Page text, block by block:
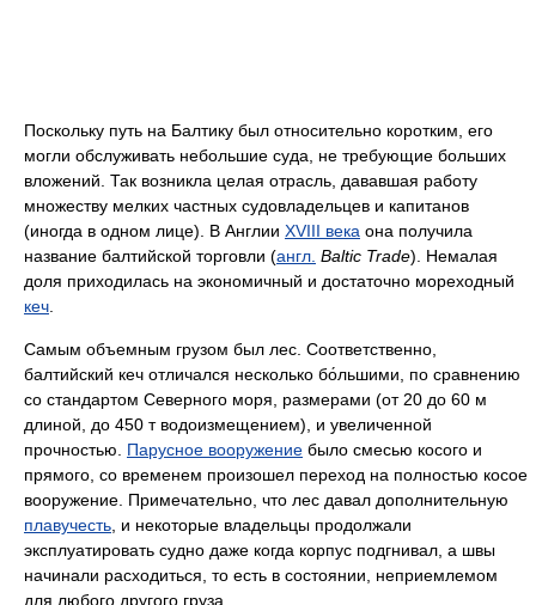
Поскольку путь на Балтику был относительно коротким, его
могли обслуживать небольшие суда, не требующие больших
вложений. Так возникла целая отрасль, дававшая работу
множеству мелких частных судовладельцев и капитанов
(иногда в одном лице). В Англии XVIII века она получила
название балтийской торговли (англ. Baltic Trade). Немалая
доля приходилась на экономичный и достаточно мореходный
кеч.
Самым объемным грузом был лес. Соответственно,
балтийский кеч отличался несколько бо́льшими, по сравнению
со стандартом Северного моря, размерами (от 20 до 60 м
длиной, до 450 т водоизмещением), и увеличенной
прочностью. Парусное вооружение было смесью косого и
прямого, со временем произошел переход на полностью косое
вооружение. Примечательно, что лес давал дополнительную
плавучесть, и некоторые владельцы продолжали
эксплуатировать судно даже когда корпус подгнивал, а швы
начинали расходиться, то есть в состоянии, неприемлемом
для любого другого груза.